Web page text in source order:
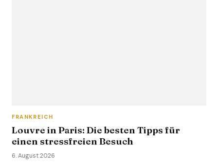
FRANKREICH
Louvre in Paris: Die besten Tipps für
einen stressfreien Besuch
6. August 2026